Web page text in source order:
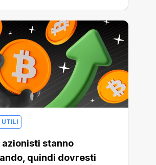
UTILI
azionisti stanno
quindi dovresti